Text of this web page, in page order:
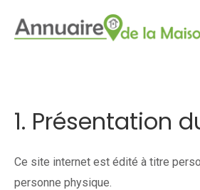
1. Présentation
Ce site internet est édité à titre
personne physique.